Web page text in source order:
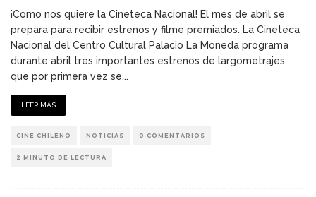
¡Como nos quiere la Cineteca Nacional! El mes de abril se
prepara para recibir estrenos y filme premiados. La Cineteca
Nacional del Centro Cultural Palacio La Moneda programa
durante abril tres importantes estrenos de largometrajes
que por primera vez se...
LEER MÁS
CINE CHILENO NOTICIAS 0 COMENTARIOS
2 MINUTO DE LECTURA